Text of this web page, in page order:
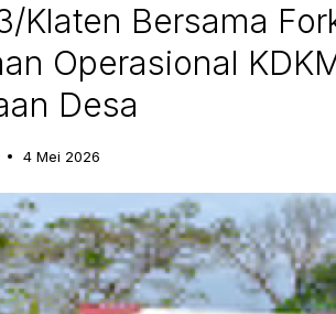
Klaten Bersama
Operasional
Desa
4 Mei 2026